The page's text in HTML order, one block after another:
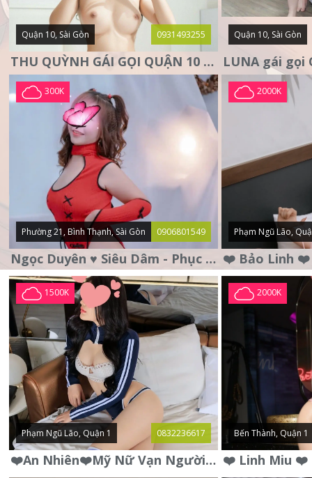
Quận 10, Sài Gòn 0931493255
THU QUỲNH GÁI GỌI QUẬN 10 – MẶT XINH DA TRẮNG – SANG
Quận 10, Sài Gòn
300K
Phường 21, Bình Thạnh, Sài Gòn 0906801549
Ngọc Duyên ♥️ Siêu Dâm - Phục Vụ Tận Tình - Chu Đáo
2000K
Phạm Ngũ Lão,
1500K
Phạm Ngũ Lão, Quận 1 0832236617
❤️An Nhiên❤️Mỹ Nữ Vạn Người Mê,Da Trắng, Mặt Xynh, Đẹp Từng
2000K
Bến Thành, Quận 1